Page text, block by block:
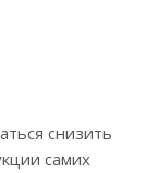
снизить
самих